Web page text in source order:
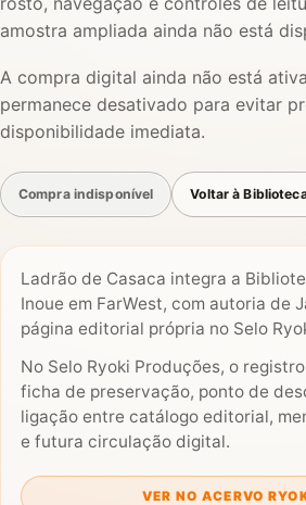
amostra ampliada ainda não está
A compra digital ainda não está
permanece desativado para evitar
disponibilidade imediata.
Compra indisponível Voltar à
Ladrão de Casaca integra a
Inoue em FarWest, com autoria de
página editorial própria no Selo
No Selo Ryoki Produções, o
ficha de preservação, ponto de
ligação entre catálogo editorial,
e futura circulação digital.
VER NO ACERVO